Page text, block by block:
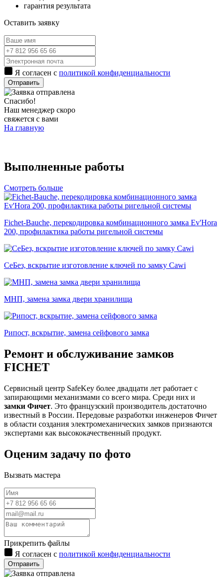
гарантия результата
Оставить заявку
Я согласен с политикой конфиденциальности
Отправить
Спасибо!
Наш менеджер скоро
свяжется с вами
На главную
Выполненные работы
Смотреть больше
Fichet-Bauche, перекодировка комбинационного замка Ev'Hora
200, профилактика работы ригельной системы
СеБез, вскрытие изготовление ключей по замку Cawi
МНП, замена замка двери хранилища
Рипост, вскрытие, замена сейфового замка
Ремонт и обслуживание замков
FICHET
Сервисный центр SafeKey более двадцати лет работает с
запирающими механизмами со всего мира. Среди них и
замки Фичет. Это французский производитель достаточно
известный в России. Передовые разработки инженеров Фичет
в области создания электромеханических замков признаются
экспертами как высококачественный продукт.
Оценим задачу по фото
Вызвать мастера
Прикрепить файлы
Я согласен с политикой конфиденциальности
Отправить